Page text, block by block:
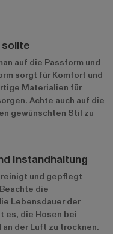
sollte
auf die Passform und
sorgt für Komfort und
Materialien für
Achte auch auf die
gewünschten Stil zu
Instandhaltung
und gepflegt
die
Lebensdauer der
es, die Hosen bei
der Luft zu trocknen.